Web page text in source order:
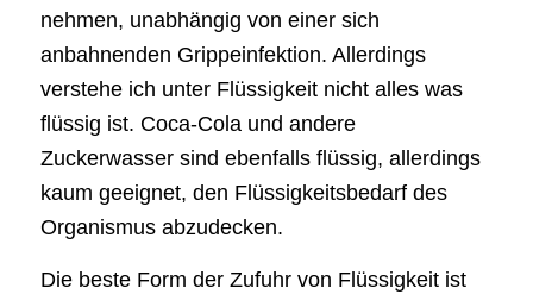
nehmen, unabhängig von einer sich
anbahnenden Grippeinfektion. Allerdings
verstehe ich unter Flüssigkeit nicht alles was
flüssig ist. Coca-Cola und andere
Zuckerwasser sind ebenfalls flüssig, allerdings
kaum geeignet, den Flüssigkeitsbedarf des
Organismus abzudecken.
Die beste Form der Zufuhr von Flüssigkeit ist